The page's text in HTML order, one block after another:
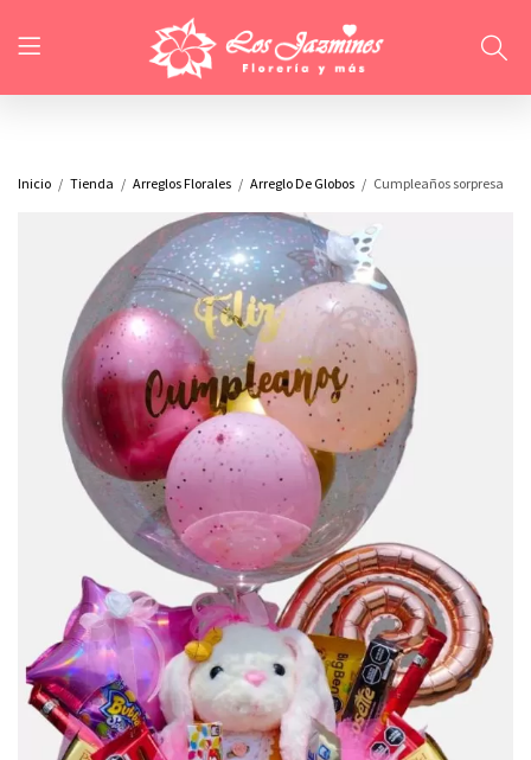
Inicio Tienda Arreglos Florales Arreglo De Globos Cumpleaños sorpresa